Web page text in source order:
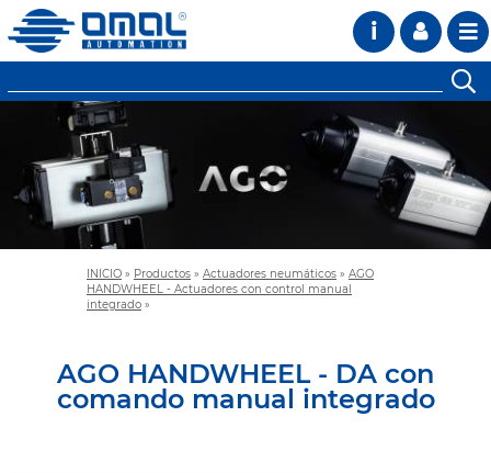
i
INICIO » Productos » Actuadores neumáticos » AGO
HANDWHEEL - Actuadores con control manual
integrado »
AGO HANDWHEEL - DA con
comando manual integrado